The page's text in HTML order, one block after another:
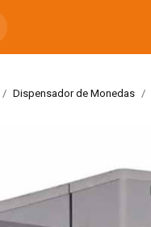
Dispensador de Monedas